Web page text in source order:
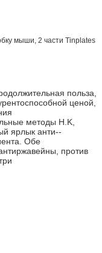
пробным заказам
поставку и
мыши, 2 части Tinplates
польза,
ценой,
методы H.K,
ярлык анти--
Обе
против